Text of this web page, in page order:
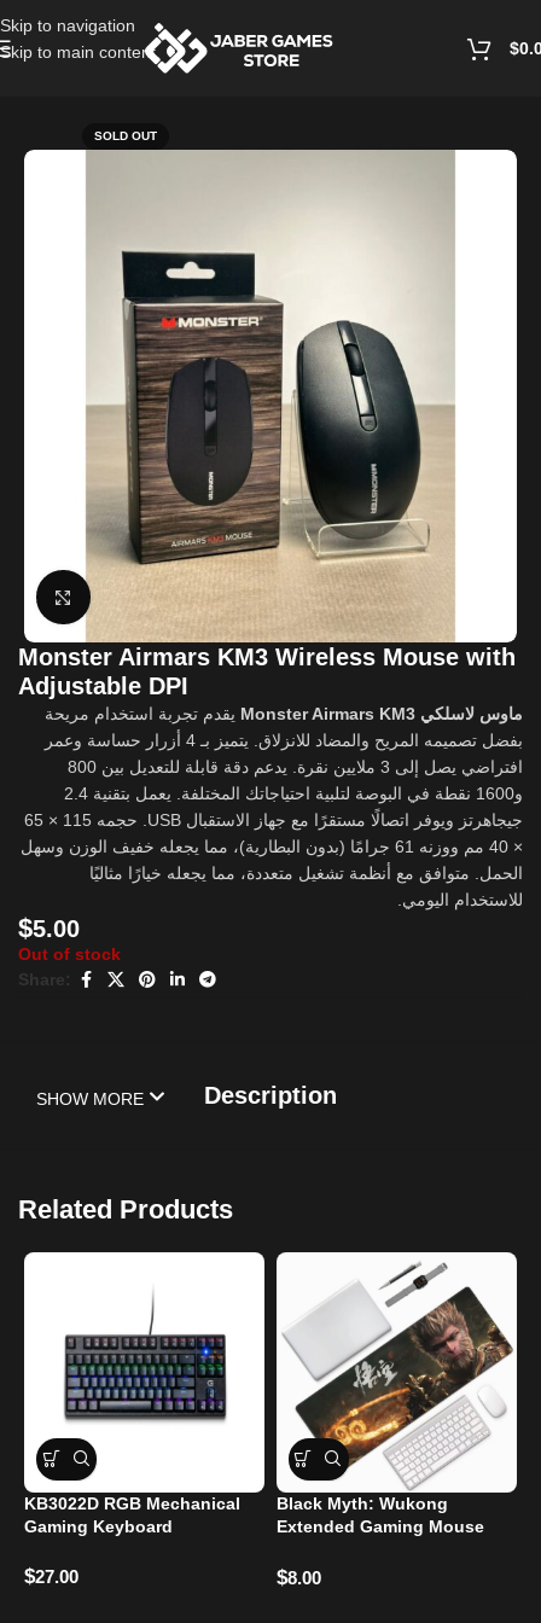
Skip to navigation
Skip to main content
$
SOLD OUT
Click to enlarge
Monster Airmars KM3 Wireless Mouse with
Adjustable DPI
ماوس لاسلكي Monster Airmars KM3
يقدم تجربة استخدام مريحة
بفضل تصميمه المريح والمضاد للانزلاق. يتميز بـ 4 أزرار حساسة وعمر
افتراضي يصل إلى 3 ملايين نقرة. يدعم دقة قابلة للتعديل بين 800
و1600 نقطة في البوصة لتلبية احتياجاتك المختلفة. يعمل بتقنية 2.4
جيجاهرتز ويوفر اتصالًا مستقرًا مع جهاز الاستقبال USB. حجمه 115 × 65
× 40 مم ووزنه 61 جرامًا (بدون البطارية)، مما يجعله خفيف الوزن وسهل
الحمل. متوافق مع أنظمة تشغيل متعددة، مما يجعله خيارًا مثاليًا
للاستخدام اليومي.
$5.00
Out of stock
Share:
Description
SHOW MORE
Related Products
KB3022D RGB Mechanical
Gaming Keyboard
$27.00
Black Myth: Wukong
Extended Gaming Mouse
$8.00